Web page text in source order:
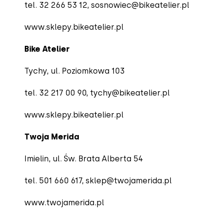
tel. 32 266 53 12, sosnowiec@bikeatelier.pl
www.sklepy.bikeatelier.pl
Bike Atelier
Tychy, ul. Poziomkowa 103
tel. 32 217 00 90, tychy@bikeatelier.pl
www.sklepy.bikeatelier.pl
Twoja Merida
Imielin, ul. Św. Brata Alberta 54
tel. 501 660 617, sklep@twojamerida.pl
www.twojamerida.pl